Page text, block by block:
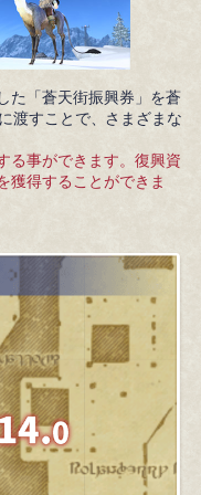
た「蒼天街振興券」を蒼
渡すことで、さまざまな
る事ができます。復興資
獲得することができま